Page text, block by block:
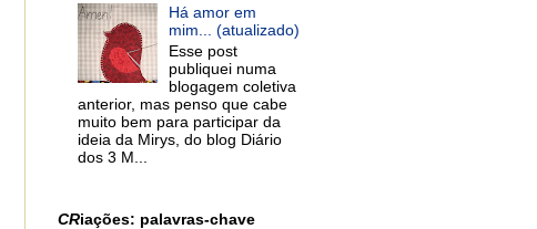
Há amor em
mim... (atualizado)
Esse post
publiquei numa
blogagem coletiva
anterior, mas penso que cabe
muito bem para participar da
ideia da Mirys, do blog Diário
dos 3 M...
CRiações: palavras-chave